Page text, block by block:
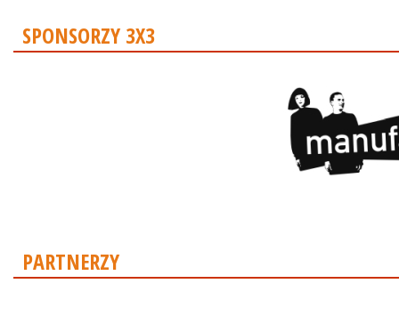
SPONSORZY 3X3
PARTNERZY